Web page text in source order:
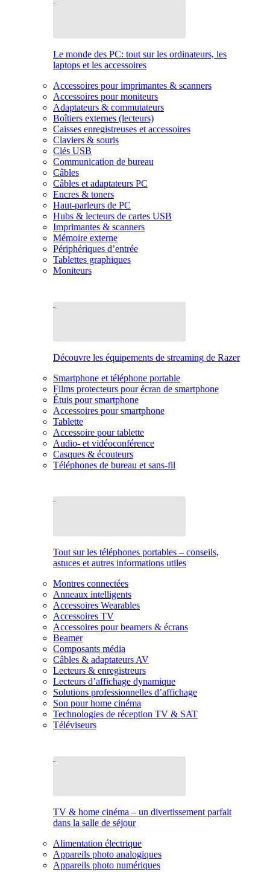
Le monde des PC: tout sur les ordinateurs, les
laptops et les accessoires
Accessoires pour imprimantes & scanners
Accessoires pour moniteurs
Adaptateurs & commutateurs
Boîtiers externes (lecteurs)
Caisses enregistreuses et accessoires
Claviers & souris
Clés USB
Communication de bureau
Câbles
Câbles et adaptateurs PC
Encres & toners
Haut-parleurs de PC
Hubs & lecteurs de cartes USB
Imprimantes & scanners
Mémoire externe
Périphériques d’entrée
Tablettes graphiques
Moniteurs
Découvre les équipements de streaming de Razer
Smartphone et téléphone portable
Films protecteurs pour écran de smartphone
Étuis pour smartphone
Accessoires pour smartphone
Tablette
Accessoire pour tablette
Audio- et vidéoconférence
Casques & écouteurs
Téléphones de bureau et sans-fil
Tout sur les téléphones portables – conseils,
astuces et autres informations utiles
Montres connectées
Anneaux intelligents
Accessoires Wearables
Accessoires TV
Accessoires pour beamers & écrans
Beamer
Composants média
Câbles & adaptateurs AV
Lecteurs & enregistreurs
Lecteurs d’affichage dynamique
Solutions professionnelles d’affichage
Son pour home cinéma
Technologies de réception TV & SAT
Téléviseurs
TV & home cinéma – un divertissement parfait
dans la salle de séjour
Alimentation électrique
Appareils photo analogiques
Appareils photo numériques